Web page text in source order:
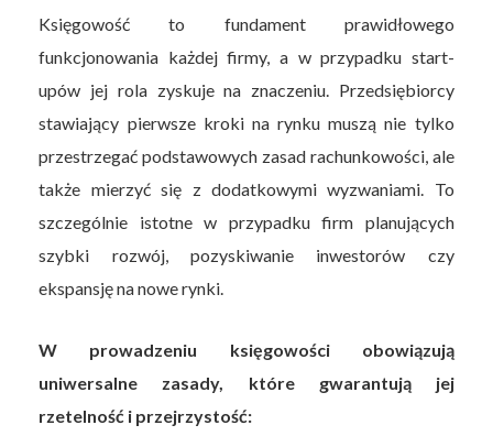
Księgowość to fundament prawidłowego
funkcjonowania każdej firmy, a w przypadku start-
upów jej rola zyskuje na znaczeniu. Przedsiębiorcy
stawiający pierwsze kroki na rynku muszą nie tylko
przestrzegać podstawowych zasad rachunkowości, ale
także mierzyć się z dodatkowymi wyzwaniami. To
szczególnie istotne w przypadku firm planujących
szybki rozwój, pozyskiwanie inwestorów czy
ekspansję na nowe rynki.
W prowadzeniu księgowości obowiązują
uniwersalne zasady, które gwarantują jej
rzetelność i przejrzystość: